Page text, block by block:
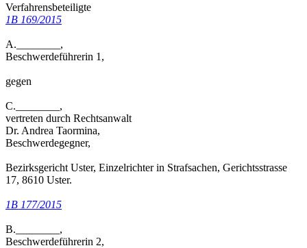
Verfahrensbeteiligte
1B 169/2015
A.________,
Beschwerdeführerin 1,
gegen
C.________,
vertreten durch Rechtsanwalt
Dr. Andrea Taormina,
Beschwerdegegner,
Bezirksgericht Uster, Einzelrichter in Strafsachen, Gerichtsstrasse
17, 8610 Uster.
1B 177/2015
B.________,
Beschwerdeführerin 2,